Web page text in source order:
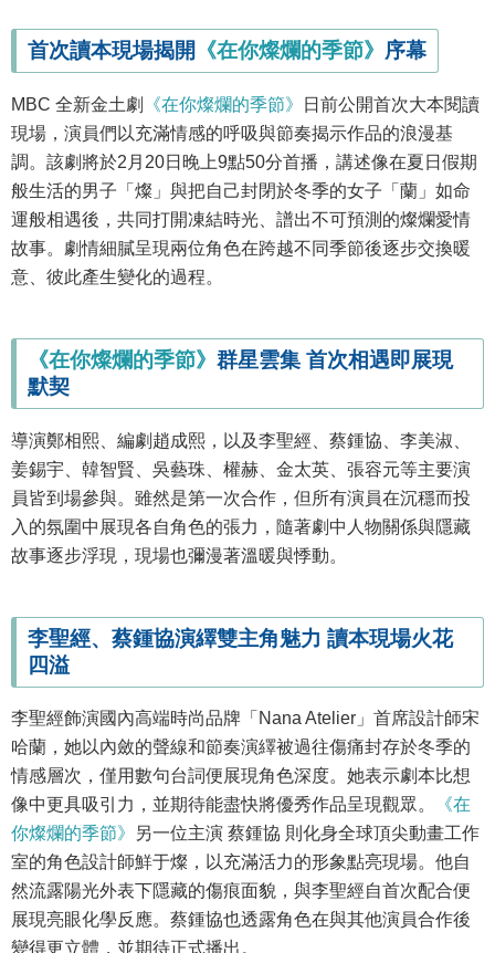
首次讀本現場揭開 《在你燦爛的季節》 序幕
MBC 全新金土劇 《在你燦爛的季節》
日前公開首次大本閱讀
現場，演員們以充滿情感的呼吸與節奏揭示作品的浪漫基
調。該劇將於2月20日晚上9點50分首播，講述像在夏日假期
般生活的男子「燦」與把自己封閉於冬季的女子「蘭」如命
運般相遇後，共同打開凍結時光、譜出不可預測的燦爛愛情
故事。劇情細膩呈現兩位角色在跨越不同季節後逐步交換暖
意、彼此產生變化的過程。
《在你燦爛的季節》 群星雲集 首次相遇即展現
默契
導演鄭相熙、編劇趙成熙，以及李聖經、蔡鍾協、李美淑、
姜錫宇、韓智賢、吳藝珠、權赫、金太英、張容元等主要演
員皆到場參與。雖然是第一次合作，但所有演員在沉穩而投
入的氛圍中展現各自角色的張力，隨著劇中人物關係與隱藏
故事逐步浮現，現場也彌漫著溫暖與悸動。
李聖經、蔡鍾協演繹雙主角魅力 讀本現場火花
四溢
李聖經飾演國內高端時尚品牌「Nana Atelier」首席設計師宋
哈蘭，她以內斂的聲線和節奏演繹被過往傷痛封存於冬季的
情感層次，僅用數句台詞便展現角色深度。她表示劇本比想
像中更具吸引力，並期待能盡快將優秀作品呈現觀眾。
《在
你燦爛的季節》
另一位主演 蔡鍾協 則化身全球頂尖動畫工作
室的角色設計師鮮于燦，以充滿活力的形象點亮現場。他自
然流露陽光外表下隱藏的傷痕面貌，與李聖經自首次配合便
展現亮眼化學反應。蔡鍾協也透露角色在與其他演員合作後
變得更立體，並期待正式播出。